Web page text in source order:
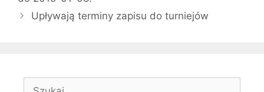
Upływają terminy zapisu do turniejów